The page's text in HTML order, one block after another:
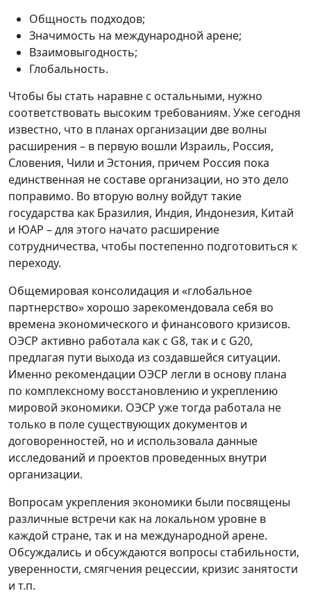
Общность подходов;
Значимость на международной арене;
Взаимовыгодность;
Глобальность.
Чтобы бы стать наравне с остальными, нужно
соответствовать высоким требованиям. Уже сегодня
известно, что в планах организации две волны
расширения – в первую вошли Израиль, Россия,
Словения, Чили и Эстония, причем Россия пока
единственная не составе организации, но это дело
поправимо. Во вторую волну войдут такие
государства как Бразилия, Индия, Индонезия, Китай
и ЮАР – для этого начато расширение
сотрудничества, чтобы постепенно подготовиться к
переходу.
Общемировая консолидация и «глобальное
партнерство» хорошо зарекомендовала себя во
времена экономического и финансового кризисов.
ОЭСР активно работала как с G8, так и с G20,
предлагая пути выхода из создавшейся ситуации.
Именно рекомендации ОЭСР легли в основу плана
по комплексному восстановлению и укреплению
мировой экономики. ОЭСР уже тогда работала не
только в поле существующих документов и
договоренностей, но и использовала данные
исследований и проектов проведенных внутри
организации.
Вопросам укрепления экономики были посвящены
различные встречи как на локальном уровне в
каждой стране, так и на международной арене.
Обсуждались и обсуждаются вопросы стабильности,
уверенности, смягчения рецессии, кризис занятости
и т.п.